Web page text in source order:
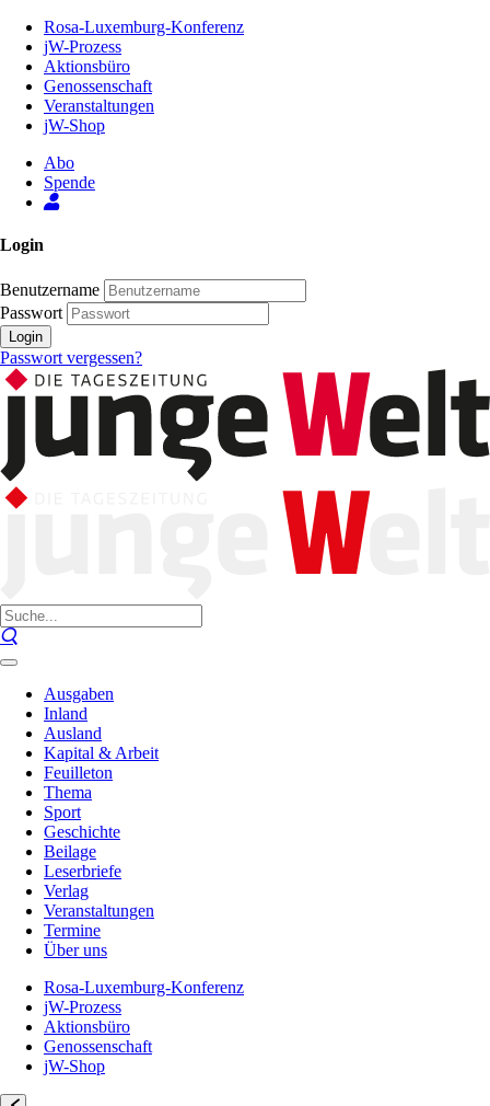
Inhalt
Seite
Rosa-Luxemburg-Konferenz
jW-Prozess
Aktionsbüro
Genossenschaft
Veranstaltungen
jW-Shop
Abo
Spende
Login
Benutzername
Passwort
Login
Passwort vergessen?
Ausgaben
Inland
Ausland
Kapital & Arbeit
Feuilleton
Thema
Sport
Geschichte
Beilage
Leserbriefe
Verlag
Veranstaltungen
Termine
Über uns
Rosa-Luxemburg-Konferenz
jW-Prozess
Aktionsbüro
Genossenschaft
jW-Shop